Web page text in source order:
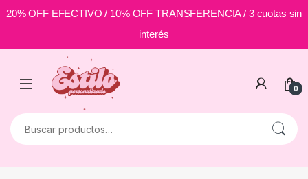
20% OFF EFECTIVO / 10% OFF TRANSFERENCIA / 3 cuotas sin
interés
Skip to navigation
0
Buscar por: